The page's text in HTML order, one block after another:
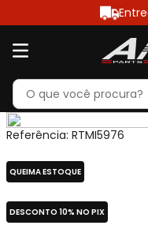
Referência: RTMI5976
QUEIMA ESTOQUE
DESCONTO 10% NO PIX